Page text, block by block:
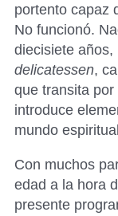
portento capaz
No funcionó.
diecisiete
delicatessen,
que transita
introduce
mundo
Con muchos
edad a la hora
presente